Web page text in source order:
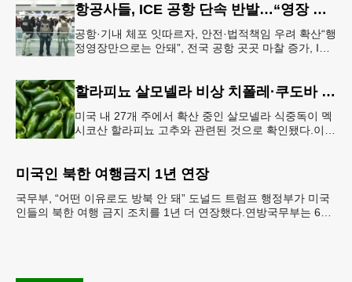
항공사들, ICE 공항 단속 반발…“영장 없인 협조 불가”
공항·기내 체포 잇따르자, 안전·법적책임 우려 확산“행
정영장만으로는 안돼”, 전국 공항 곳곳 마찰 증가, ICE
할라피뇨 살모넬라 비상 치폴레·쿠도바 긴급 회수
미국 내 27개 주에서 확산 중인 살모넬라 식중독이 멕
시코산 할라피뇨 고추와 관련된 것으로 확인됐다.이에
미국인 북한 여행금지 1년 연장
국무부, “어떤 이유로도 방북 안 돼” 도널드 트럼프 행정부가 미국
인들의 북한 여행 금지 조치를 1년 더 연장했다.연방국무부는 6일